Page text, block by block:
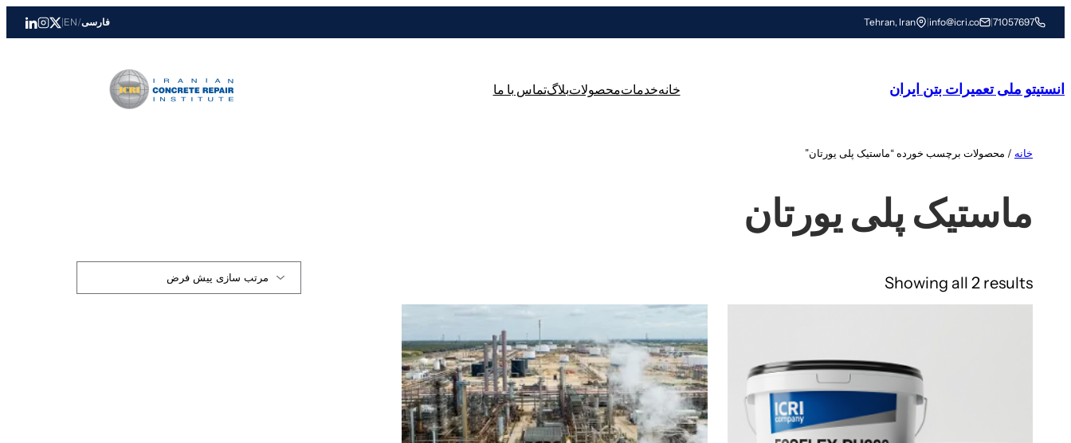
رفتن
به
71057697
|
info@icri.co
|
Tehran, Iran فارسی/
EN
|
انستیتو ملی تعمیرات بتن ایران خانهخدماتمحصولاتبلاگتماس با ما
خانه / محصولات برچسب خورده “ماستیک پلی یورتان”
ماستیک پلی یورتان
Showing all 2 results